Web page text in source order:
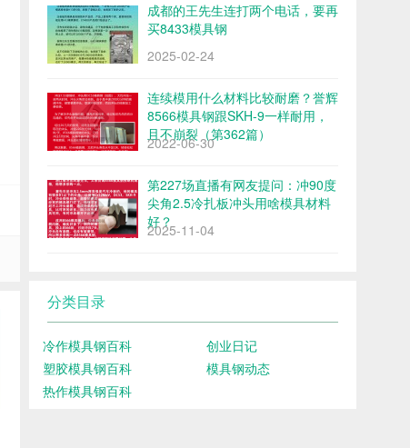
成都的王先生连打两个电话，要再
买8433模具钢
2025-02-24
连续模用什么材料比较耐磨？誉辉
8566模具钢跟SKH-9一样耐用，
且不崩裂（第362篇）
2022-06-30
第227场直播有网友提问：冲90度
尖角2.5冷扎板冲头用啥模具材料
好？
2025-11-04
分类目录
冷作模具钢百科
创业日记
塑胶模具钢百科
模具钢动态
热作模具钢百科